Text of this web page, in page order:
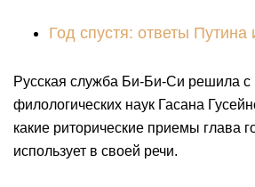
Год спустя: ответы Путина
Русская служба Би-Би-Си решила
филологических наук Гасана
какие риторические приемы глава
использует в своей речи.